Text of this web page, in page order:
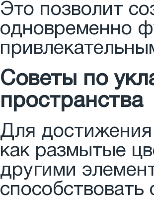
Это позволит
одновременно
Советы по
пространства
Для
как размытые
другими